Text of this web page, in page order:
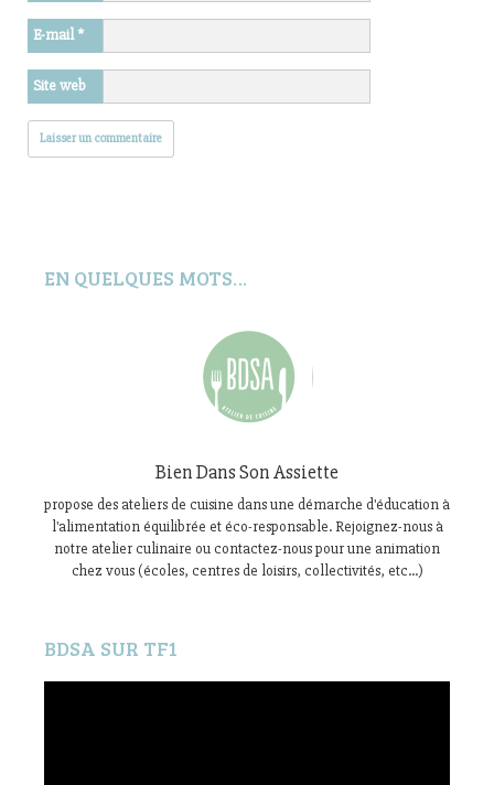
E-mail*
Site web
EN QUELQUES MOTS…
Bien Dans Son Assiette
propose des ateliers de cuisine dans une démarche d'éducation à
l'alimentation équilibrée et éco-responsable. Rejoignez-nous à
notre atelier culinaire ou contactez-nous pour une animation
chez vous (écoles, centres de loisirs, collectivités, etc...)
BDSA SUR TF1